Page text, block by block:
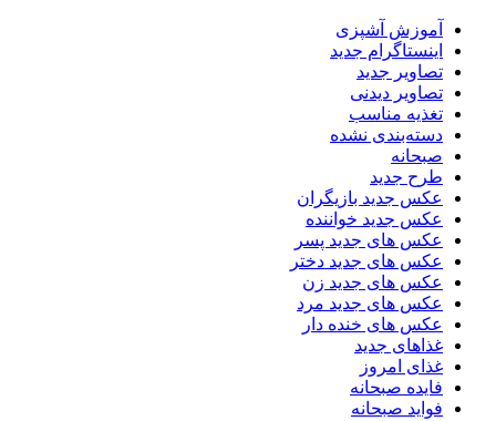
آموزش آشپزی
اینستاگرام جدید
تصاویر جدید
تصاویر دیدنی
تغذیه مناسب
دسته‌بندی نشده
صبحانه
طرح جدید
عکس جدید بازیگران
عکس جدید خواننده
عکس های جدید پسر
عکس های جدید دختر
عکس های جدید زن
عکس های جدید مرد
عکس های خنده دار
غذاهای جدید
غذای امروز
فایده صبحانه
فواید صبحانه